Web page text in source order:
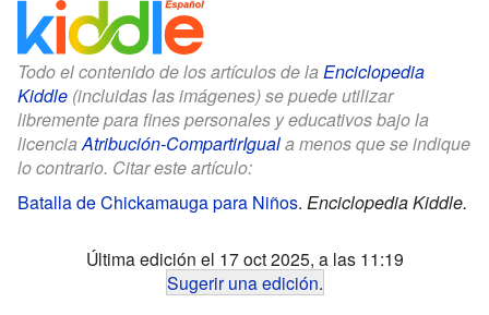
Todo el contenido de los artículos de la Enciclopedia
Kiddle (incluidas las imágenes) se puede utilizar
libremente para fines personales y educativos bajo la
licenciaAtribución-CompartirIguala menos que se indique
lo contrario. Citar este artículo:
Batalla de Chickamauga para Niños. Enciclopedia Kiddle.
Última edición el 17 oct 2025, a las 11:19
Sugerir una edición.